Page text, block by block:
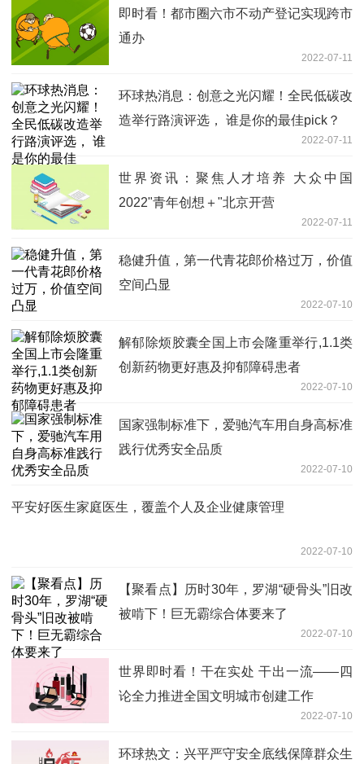
即时看！都市圈六市不动产登记实现跨市
通办
2022-07-11
环球热消息：创意之光闪耀！全民低碳改
造举行路演评选， 谁是你的最佳pick？
2022-07-11
世界资讯：聚焦人才培养 大众中国
2022"青年创想＋"北京开营
2022-07-11
稳健升值，第一代青花郎价格过万，价值
空间凸显
2022-07-10
解郁除烦胶囊全国上市会隆重举行,1.1类
创新药物更好惠及抑郁障碍患者
2022-07-10
国家强制标准下，爱驰汽车用自身高标准
践行优秀安全品质
2022-07-10
平安好医生家庭医生，覆盖个人及企业健康管理
2022-07-10
【聚看点】历时30年，罗湖“硬骨头”旧改
被啃下！巨无霸综合体要来了
2022-07-10
世界即时看！干在实处 干出一流——四
论全力推进全国文明城市创建工作
2022-07-10
环球热文：兴平严守安全底线保障群众生